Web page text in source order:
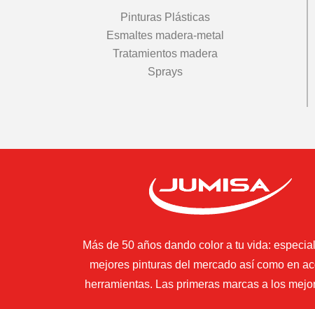
Pinturas Plásticas
Esmaltes madera-metal
Tratamientos madera
Sprays
Más de 50 años dando color a tu vida:
mejores pinturas del mercado así como en
herramientas. Las primeras marcas a los